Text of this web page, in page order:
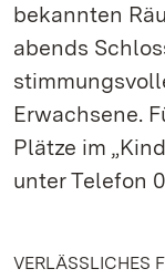
bekannten
abends
Erwachsene.
Plätze im
unter Telefon
VERLÄSSLICHES